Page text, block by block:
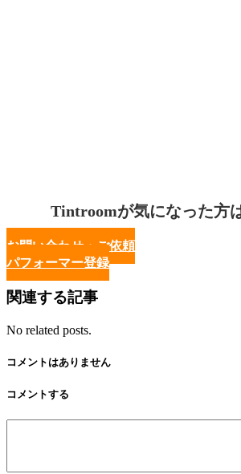
Tintroomが気になった方
お問い合わせ・ご依頼
パフォーマー登録
関連する記事
No related posts.
コメントはありません
コメントする